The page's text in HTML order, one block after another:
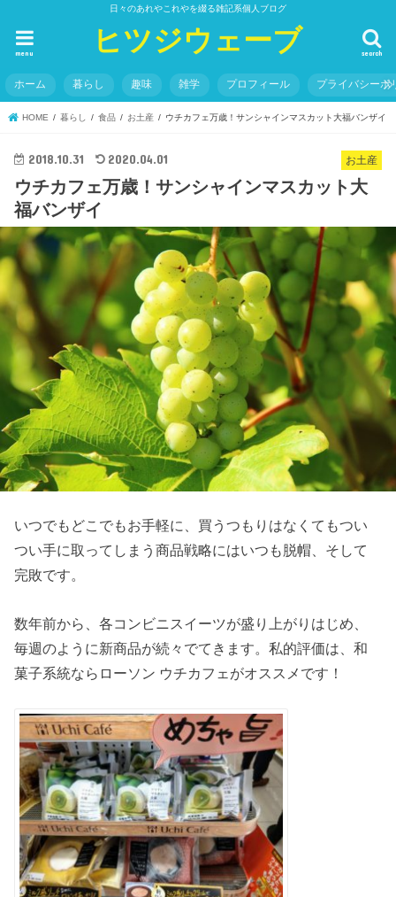
日々のあれやこれやを綴る雑記系個人ブログ
ヒツジウェーブ search
menu
ホーム 暮らし 趣味 雑学 プロフィール プライバシーポ
HOME 暮らし 食品 お土産 ウチカフェ万歳！サンシャインマスカット大福バンザイ
お土産
2018.10.31 2020.04.01
ウチカフェ万歳！サンシャインマスカット大
福バンザイ
いつでもどこでもお手軽に、買うつもりはなくてもつい
つい手に取ってしまう商品戦略にはいつも脱帽、そして
完敗です。
数年前から、各コンビニスイーツが盛り上がりはじめ、
毎週のように新商品が続々でてきます。私的評価は、和
菓子系統ならローソン ウチカフェがオススメです！